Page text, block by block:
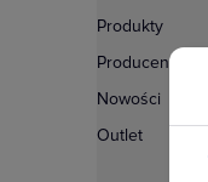
Produkty
Producenci
Nowości
Outlet